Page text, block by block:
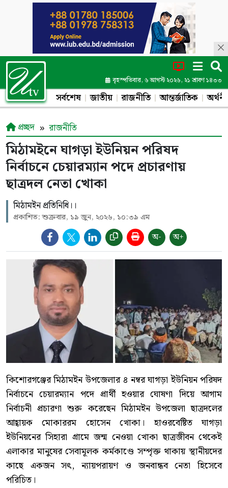
বৃহস্পতিবার, ৬ আগস্ট ২০২৬, ২১ শ্রাবণ ১৪৩৩
সর্বশেষ জাতীয় রাজনীতি আন্তর্জাতিক
প্রচ্ছদ রাজনীতি
মিঠামইনে ঘাগড়া ইউনিয়ন পরিষদ
নির্বাচনে চেয়ারম্যান পদে প্রচারণায়
ছাত্রদল নেতা খোকা
মিঠামইন প্রতিনিধি।।
প্রকাশিত: শুক্রবার, ১৯ জুন, ২০২৬, ১০:৩৯ এম
অ- অ+
কিশোরগঞ্জের মিঠামইন উপজেলার ৪ নম্বর ঘাগড়া ইউনিয়ন পরিষদ
নির্বাচনে চেয়ারম্যান পদে প্রার্থী হওয়ার ঘোষণা দিয়ে আগাম
নির্বাচনী প্রচারণা শুরু করেছেন মিঠামইন উপজেলা ছাত্রদলের
আহ্বায়ক মোকাররম হোসেন খোকা। হাওরবেষ্টিত ঘাগড়া
ইউনিয়নের সিহারা গ্রামে জন্ম নেওয়া খোকা ছাত্রজীবন থেকেই
এলাকার মানুষের সেবামূলক কর্মকাণ্ডে সম্পৃক্ত থাকায় স্থানীয়দের
কাছে একজন সৎ, ন্যায়পরায়ণ ও জনবান্ধব নেতা হিসেবে
পরিচিত।